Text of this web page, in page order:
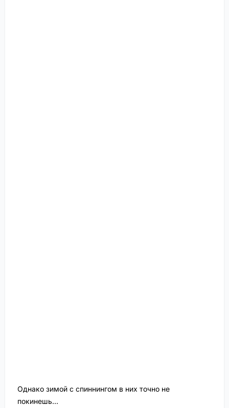
Однако зимой с спиннингом в них точно не
покинешь…